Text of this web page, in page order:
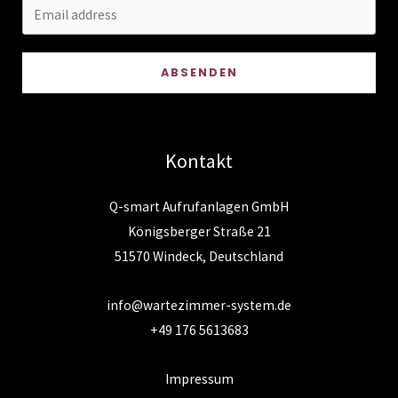
ABSENDEN
Kontakt
Q-smart Aufrufanlagen GmbH
Königsberger Straße 21
51570 Windeck, Deutschland
info@wartezimmer-system.de
+49 176 5613683
Impressum